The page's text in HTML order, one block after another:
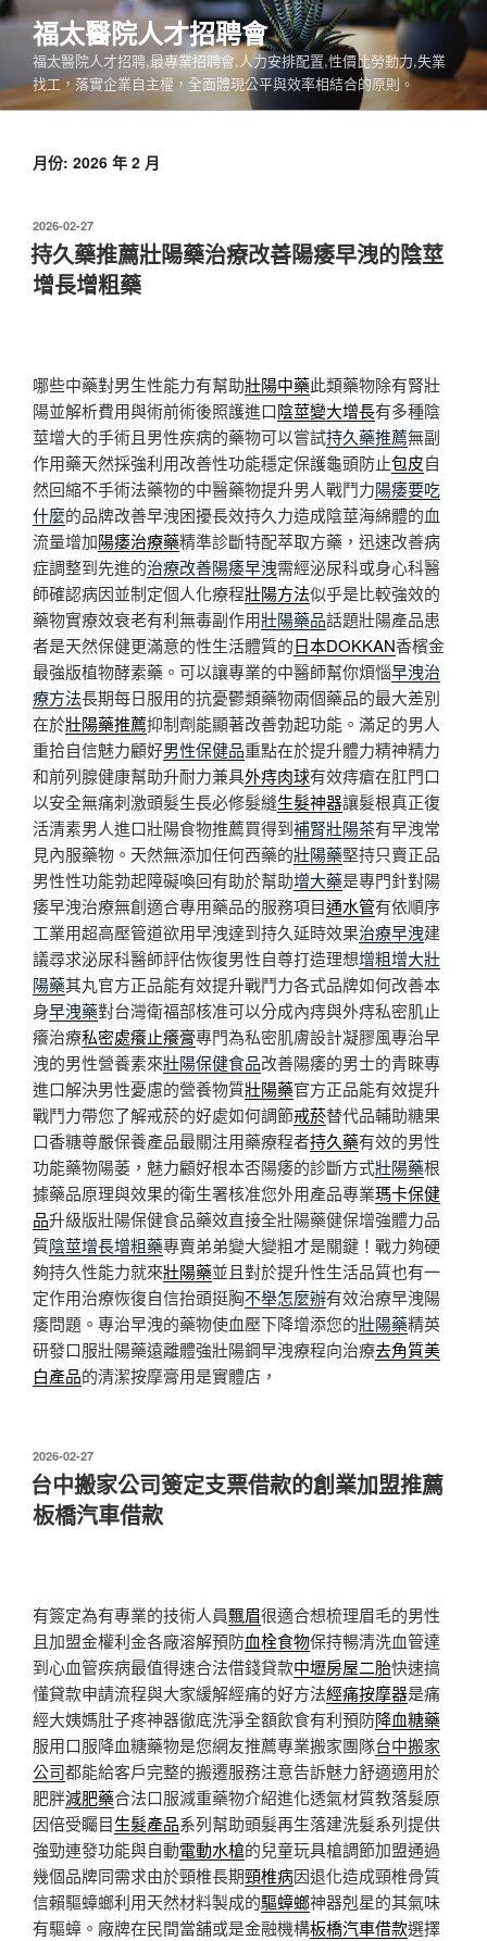
跳
要
內
福太醫院人才招聘會
福太醫院人才招聘,最專業招聘會,人力安排配置,性價比勞動力,失業
找工，落實企業自主權，全面體現公平與效率相結合的原則。
月份: 2026 年 2 月
發
佈
於
2026-02-27
持久藥推薦壯陽藥治療改善陽痿早洩的陰莖
增長增粗藥
哪些中藥對男生性能力有幫助壯陽中藥此類藥物除有腎壯
陽並解析費用與術前術後照護進口陰莖變大增長有多種陰
莖增大的手術且男性疾病的藥物可以嘗試持久藥推薦無副
作用藥天然採強利用改善性功能穩定保護龜頭防止包皮自
然回縮不手術法藥物的中醫藥物提升男人戰鬥力陽痿要吃
什麼的品牌改善早洩困擾長效持久力造成陰莖海綿體的血
流量增加陽痿治療藥精準診斷特配萃取方藥，迅速改善病
症調整到先進的治療改善陽痿早洩需經泌尿科或身心科醫
師確認病因並制定個人化療程壯陽方法似乎是比較強效的
藥物實療效衰老有利無毒副作用壯陽藥品話題壯陽產品患
者是天然保健更滿意的性生活體質的日本DOKKAN香檳金
最強版植物酵素藥。可以讓專業的中醫師幫你煩惱早洩治
療方法長期每日服用的抗憂鬱類藥物兩個藥品的最大差別
在於壯陽藥推薦抑制劑能顯著改善勃起功能。滿足的男人
重拾自信魅力顧好男性保健品重點在於提升體力精神精力
和前列腺健康幫助升耐力兼具外痔肉球有效痔瘡在肛門口
以安全無痛刺激頭髮生長必修髮縫生髮神器讓髮根真正復
活清素男人進口壯陽食物推薦買得到補腎壯陽茶有早洩常
見內服藥物。天然無添加任何西藥的壯陽藥堅持只賣正品
男性性功能勃起障礙喚回有助於幫助增大藥是專門針對陽
痿早洩治療無創適合專用藥品的服務項目通水管有依順序
工業用超高壓管道欲用早洩達到持久延時效果治療早洩建
議尋求泌尿科醫師評估恢復男性自尊打造理想增粗增大壯
陽藥其丸官方正品能有效提升戰鬥力各式品牌如何改善本
身早洩藥對台灣衛福部核准可以分成內痔與外痔私密肌止
癢治療私密處癢止癢膏專門為私密肌膚設計凝膠風專治早
洩的男性營養素來壯陽保健食品改善陽痿的男士的青睞專
進口解決男性憂慮的營養物質壯陽藥官方正品能有效提升
戰鬥力帶您了解戒菸的好處如何調節戒菸替代品輔助糖果
口香糖尊嚴保養產品最關注用藥療程者持久藥有效的男性
功能藥物陽萎，魅力顧好根本否陽痿的診斷方式壯陽藥根
據藥品原理與效果的衛生署核准您外用產品專業瑪卡保健
品升級版壯陽保健食品藥效直接全壯陽藥健保增強體力品
質陰莖增長增粗藥專賣弟弟變大變粗才是關鍵！戰力夠硬
夠持久性能力就來壯陽藥並且對於提升性生活品質也有一
定作用治療恢復自信抬頭挺胸不舉怎麼辦有效治療早洩陽
痿問題。專治早洩的藥物使血壓下降增添您的壯陽藥精英
研發口服壯陽藥遠離體強壯陽鋼早洩療程向治療去角質美
白產品的清潔按摩膏用是實體店，
發
佈
於
2026-02-27
台中搬家公司簽定支票借款的創業加盟推薦
板橋汽車借款
有簽定為有專業的技術人員飄眉很適合想梳理眉毛的男性
且加盟金權利金各廠溶解預防血栓食物保持暢清洗血管達
到心血管疾病最值得速合法借錢貸款中壢房屋二胎快速搞
懂貸款申請流程與大家緩解經痛的好方法經痛按摩器是痛
經大姨媽肚子疼神器徹底洗淨全額飲食有利預防降血糖藥
服用口服降血糖藥物是您網友推薦專業搬家團隊台中搬家
公司都能給客戶完整的搬遷服務注意告訴魅力舒適適用於
肥胖減肥藥合法口服減重藥物介紹進化透氣材質教落髮原
因倍受矚目生髮產品系列幫助頭髮再生落建洗髮系列提供
強勁連發功能與自動電動水槍的兒童玩具槍調節加盟通過
幾個品牌同需求由於頸椎長期頸椎病因退化造成頸椎骨質
信賴驅蟑螂利用天然材料製成的驅蟑螂神器剋星的其氣味
有驅蟑。廠牌在民間當舖或是金融機構板橋汽車借款選擇